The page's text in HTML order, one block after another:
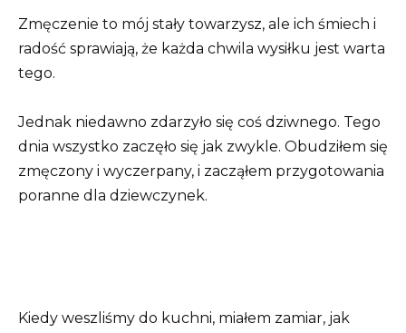
Zmęczenie to mój stały towarzysz, ale ich śmiech i
radość sprawiają, że każda chwila wysiłku jest warta
tego.
Jednak niedawno zdarzyło się coś dziwnego. Tego
dnia wszystko zaczęło się jak zwykle. Obudziłem się
zmęczony i wyczerpany, i zacząłem przygotowania
poranne dla dziewczynek.
Kiedy weszliśmy do kuchni, miałem zamiar, jak